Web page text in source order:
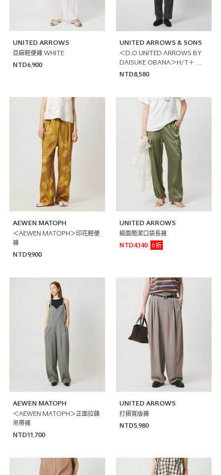
UNITED ARROWS
亞麻輕便褲 WHITE
NTD6,900
UNITED ARROWS & SONS
＜D.O UNITED ARROWS BY
DAISUKE OBANA＞H/T＋ 中
央燙線長褲 日本製
NTD8,580
AEWEN MATOPH
＜AEWEN MATOPH＞印花輕便
褲
NTD9,900
UNITED ARROWS
緞面簡潔口袋長褲
NTD4,140
6折
AEWEN MATOPH
＜AEWEN MATOPH＞正面拉鍊
吊帶褲
NTD11,700
UNITED ARROWS
打摺寬版褲
NTD5,980